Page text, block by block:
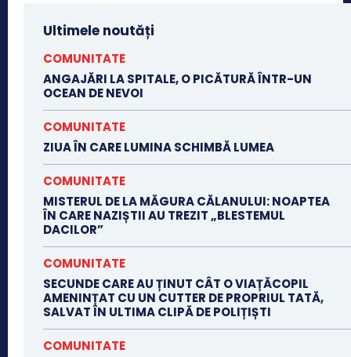
Ultimele noutăți
COMUNITATE
ANGAJĂRI LA SPITALE, O PICĂTURĂ ÎNTR-UN
OCEAN DE NEVOI
COMUNITATE
ZIUA ÎN CARE LUMINA SCHIMBĂ LUMEA
COMUNITATE
MISTERUL DE LA MĂGURA CĂLANULUI: NOAPTEA
ÎN CARE NAZIȘTII AU TREZIT „BLESTEMUL
DACILOR”
COMUNITATE
SECUNDE CARE AU ȚINUT CÂT O VIAȚĂCOPIL
AMENINȚAT CU UN CUTTER DE PROPRIUL TATĂ,
SALVAT ÎN ULTIMA CLIPĂ DE POLIȚIȘTI
COMUNITATE